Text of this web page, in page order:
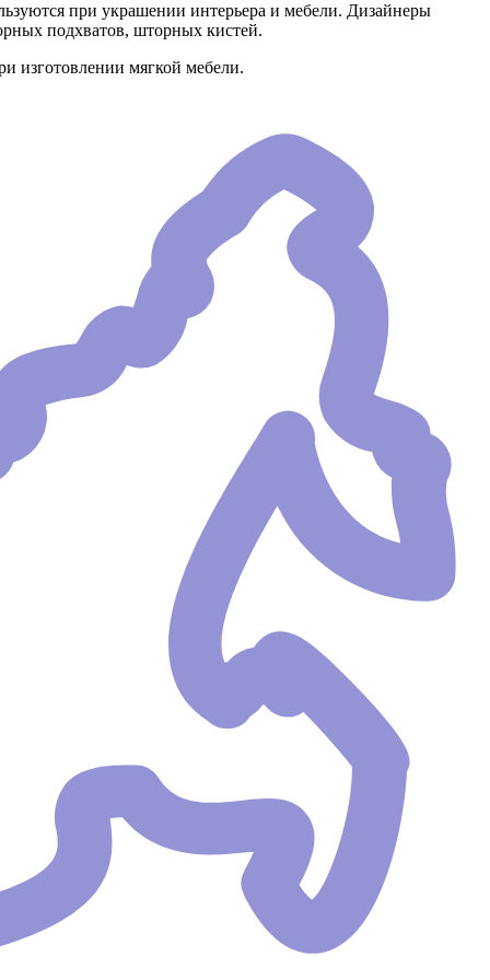
при украшении интерьера и мебели. Дизайнеры
подхватов, шторных кистей.
изготовлении мягкой мебели.